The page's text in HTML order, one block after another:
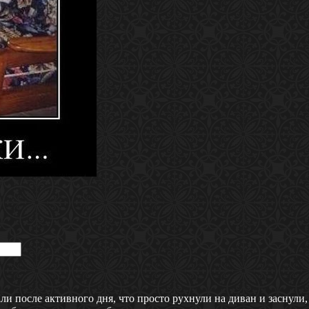
после активного дня, что просто рухнули на диван и заснули,